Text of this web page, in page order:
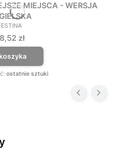
MIEJSCA - WERSJA
PRODUCENT
zł
ostatnie sztuki